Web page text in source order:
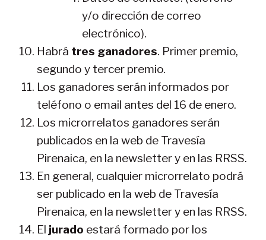
y/o dirección de correo
electrónico).
Habrá tres ganadores. Primer premio,
segundo y tercer premio.
Los ganadores serán informados por
teléfono o email antes del 16 de enero.
Los microrrelatos ganadores serán
publicados en la web de Travesía
Pirenaica, en la newsletter y en las RRSS.
En general, cualquier microrrelato podrá
ser publicado en la web de Travesía
Pirenaica, en la newsletter y en las RRSS.
El jurado estará formado por los